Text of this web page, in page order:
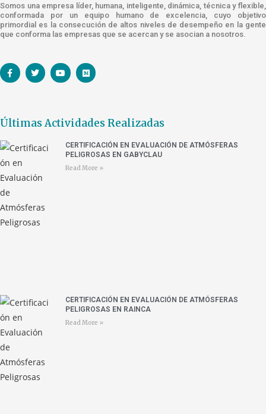
Somos una empresa líder, humana, inteligente, dinámica, técnica y flexible,
conformada por un equipo humano de excelencia, cuyo objetivo
primordial es la consecución de altos niveles de desempeño en la gente
que conforma las empresas que se acercan y se asocian a nosotros.
Últimas Actividades Realizadas
CERTIFICACIÓN EN EVALUACIÓN DE ATMÓSFERAS
PELIGROSAS EN GABYCLAU
Read More »
CERTIFICACIÓN EN EVALUACIÓN DE ATMÓSFERAS
PELIGROSAS EN RAINCA
Read More »